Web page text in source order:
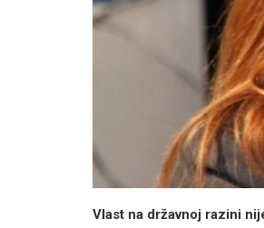
Vlast na državnoj razini